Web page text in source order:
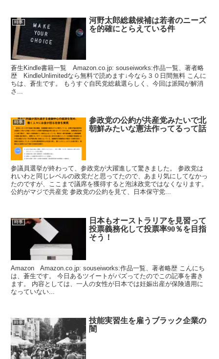
時事
河野太郎総裁候補は若者のニーズ
を的確にとらえている件
蒼生Kindle書籍一覧 Amazon.co.jp: souseiworks:作品一覧、著者略
歴 KindleUnlimitedなら無料で読めます↓今なら３０日間無料 こんに
ちは、蒼生です。 もうすぐ自民党総裁選らしく、今回は派閥が解消
さ...
時事
参政党の公約が共産党みたいで北
朝鮮みたいな憲法作ってるって話
参議員選挙が終わって、参政党が大躍進して驚きました。 参政党は
れいわと同じレベルの政党だと思ってたので、あまり気にしてなかっ
たのですが、ここまで議席を獲得すると泡沫政党ではなくなります。
公約がマジで共産党 参政党の公約を見て、日本保守党...
時事
日本もオーストラリアを見習って
投票義務化して投票率90％を目指
そう！
Amazon Amazon.co.jp: souseiworks:作品一覧、著者略歴 こんにち
は、蒼生です。 今日あるツイートがバズってたのでこの記事を書き
ます。 内容としては、一人の女性が日本では妊娠出産が保険適用に
なっていない...
時事
技能実習生を雇うブラック企業の
闇